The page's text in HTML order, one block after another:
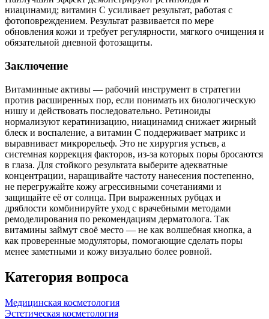
ниацинамид; витамин С усиливает результат, работая с
фотоповреждением. Результат развивается по мере
обновления кожи и требует регулярности, мягкого очищения и
обязательной дневной фотозащиты.
Заключение
Витаминные активы — рабочий инструмент в стратегии
против расширенных пор, если понимать их биологическую
нишу и действовать последовательно. Ретиноиды
нормализуют кератинизацию, ниацинамид снижает жирный
блеск и воспаление, а витамин С поддерживает матрикс и
выравнивает микрорельеф. Это не хирургия устьев, а
системная коррекция факторов, из‑за которых поры бросаются
в глаза. Для стойкого результата выберите адекватные
концентрации, наращивайте частоту нанесения постепенно,
не перегружайте кожу агрессивными сочетаниями и
защищайте её от солнца. При выраженных рубцах и
дряблости комбинируйте уход с врачебными методами
ремоделирования по рекомендациям дерматолога. Так
витамины займут своё место — не как волшебная кнопка, а
как проверенные модуляторы, помогающие сделать поры
менее заметными и кожу визуально более ровной.
Категория вопроса
Медицинская косметология
Эстетическая косметология